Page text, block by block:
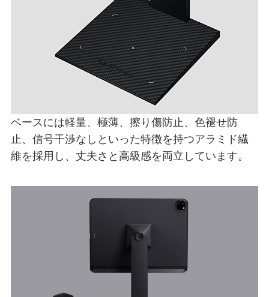
ベースには軽量、極薄、擦り傷防止、色褪せ防
止、信号干渉なしといった特徴を持つアラミド繊
維を採用し、丈夫さと高級感を両立しています。